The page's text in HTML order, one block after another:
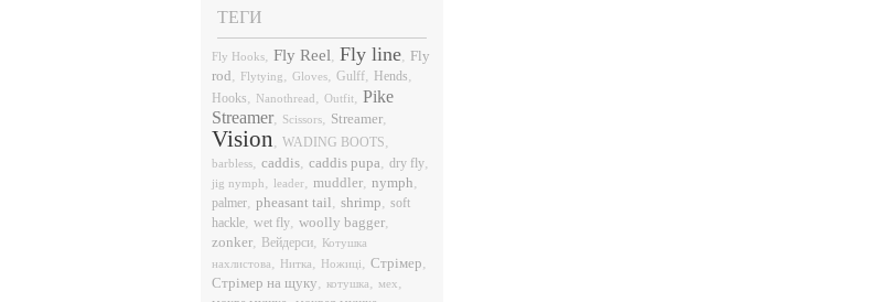
ТЕГИ
Fly Hooks, Fly Reel, Fly line, Fly
rod, Flytying, Gloves, Gulff, Hends,
Hooks, Nanothread, Outfit, Pike
Streamer, Scissors, Streamer,
Vision, WADING BOOTS,
barbless, caddis, caddis pupa, dry fly,
jig nymph, leader, muddler, nymph,
palmer, pheasant tail, shrimp, soft
hackle, wet fly, woolly bagger,
zonker, Вейдерси, Котушка
нахлистова, Нитка, Ножиці, Стрімер,
Стрімер на щуку, котушка, мех,